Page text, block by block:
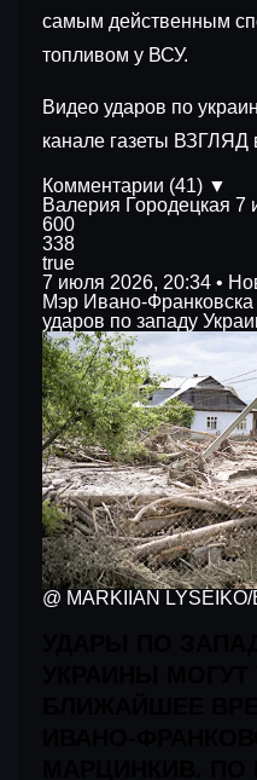
самым действенным
топливом у ВСУ.
Видео ударов по
канале газеты ВЗГЛЯД
Комментарии (41) ▼
Валерия Городецкая 7
600
338
true
7 июля 2026, 20:34 •
Мэр Ивано-Франковска
ударов по западу
@ MARKIIAN